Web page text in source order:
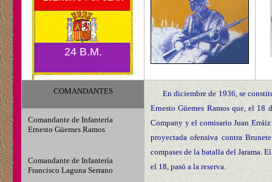
24 B.M.
COMANDANTES
En diciembre de 1936, se
Ernesto Güemes Ramos que, el
Company y el comisario Juan
proyectada ofensiva contra
compases de la batalla del Jarama.
el 18, pasó a la reserva.
Comandante de Infantería
Ernesto Güemes Ramos
Comandante de Infantería
Francisco Laguna Serrano